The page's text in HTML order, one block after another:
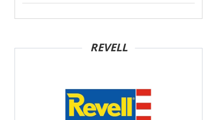
REVELL